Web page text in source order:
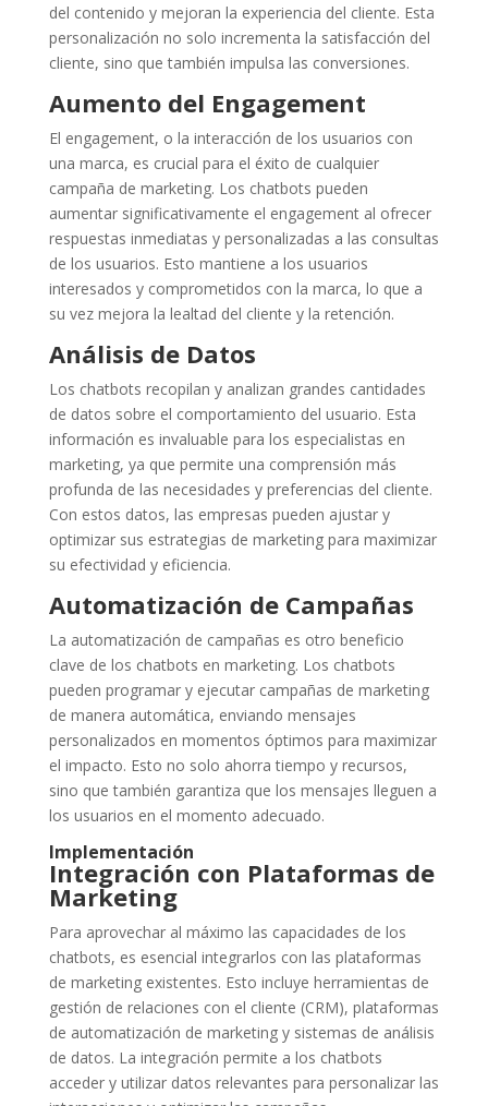
del contenido y mejoran la experiencia del cliente. Esta
personalización no solo incrementa la satisfacción del
cliente, sino que también impulsa las conversiones.
Aumento del Engagement
El engagement, o la interacción de los usuarios con
una marca, es crucial para el éxito de cualquier
campaña de marketing. Los chatbots pueden
aumentar significativamente el engagement al ofrecer
respuestas inmediatas y personalizadas a las consultas
de los usuarios. Esto mantiene a los usuarios
interesados y comprometidos con la marca, lo que a
su vez mejora la lealtad del cliente y la retención.
Análisis de Datos
Los chatbots recopilan y analizan grandes cantidades
de datos sobre el comportamiento del usuario. Esta
información es invaluable para los especialistas en
marketing, ya que permite una comprensión más
profunda de las necesidades y preferencias del cliente.
Con estos datos, las empresas pueden ajustar y
optimizar sus estrategias de marketing para maximizar
su efectividad y eficiencia.
Automatización de Campañas
La automatización de campañas es otro beneficio
clave de los chatbots en marketing. Los chatbots
pueden programar y ejecutar campañas de marketing
de manera automática, enviando mensajes
personalizados en momentos óptimos para maximizar
el impacto. Esto no solo ahorra tiempo y recursos,
sino que también garantiza que los mensajes lleguen a
los usuarios en el momento adecuado.
Implementación
Integración con Plataformas de
Marketing
Para aprovechar al máximo las capacidades de los
chatbots, es esencial integrarlos con las plataformas
de marketing existentes. Esto incluye herramientas de
gestión de relaciones con el cliente (CRM), plataformas
de automatización de marketing y sistemas de análisis
de datos. La integración permite a los chatbots
acceder y utilizar datos relevantes para personalizar las